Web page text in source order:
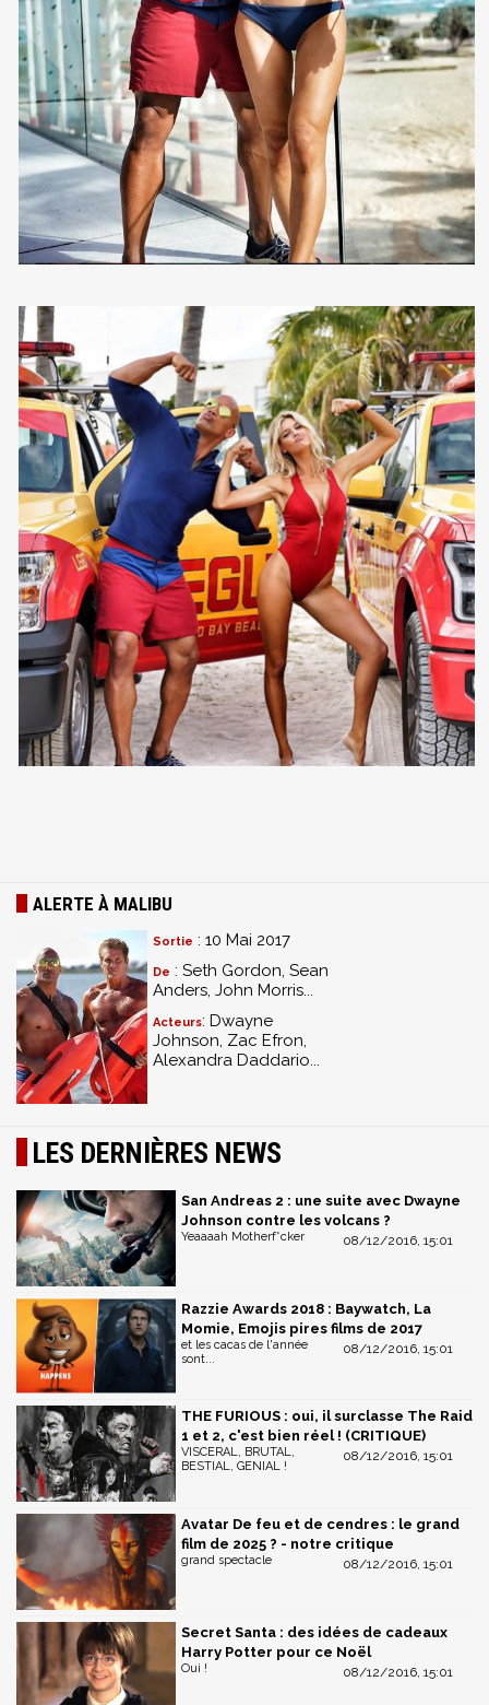
ALERTE À MALIBU
Sortie : 10 Mai 2017
De : Seth Gordon, Sean
Anders, John Morris...
Acteurs: Dwayne
Johnson, Zac Efron,
Alexandra Daddario...
LES DERNIÈRES NEWS
San Andreas 2 : une suite avec Dwayne
Johnson contre les volcans ?
08/12/2016, 15:01
Yeaaaah Motherf*cker
Razzie Awards 2018 : Baywatch, La
Momie, Emojis pires films de 2017
08/12/2016, 15:01
et les cacas de l'année
sont...
THE FURIOUS : oui, il surclasse The Raid
1 et 2, c'est bien réel ! (CRITIQUE)
08/12/2016, 15:01
VISCERAL, BRUTAL,
BESTIAL, GENIAL !
Avatar De feu et de cendres : le grand
film de 2025 ? - notre critique
08/12/2016, 15:01
grand spectacle
Secret Santa : des idées de cadeaux
Harry Potter pour ce Noël
08/12/2016, 15:01
Oui !